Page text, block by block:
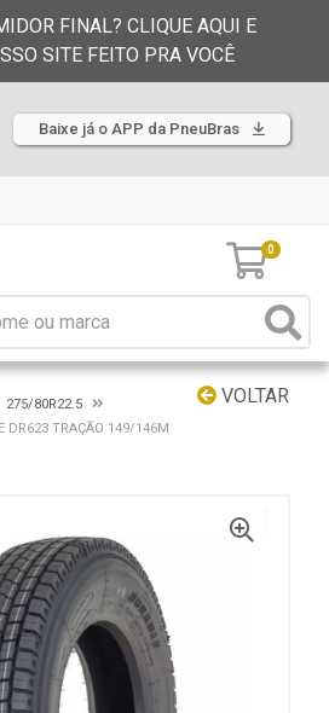
FINAL? CLIQUE AQUI E
SITE FEITO PRA VOCÊ
Baixe já o APP da PneuBras
0
VOLTAR
275/80R22.5
DR623 TRAÇÃO 149/146M